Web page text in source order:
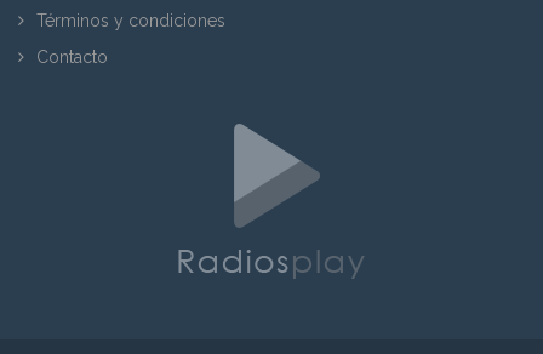
Términos y condiciones
Contacto